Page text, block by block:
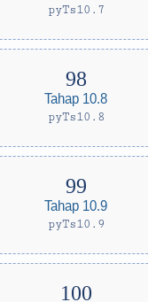
pyTs10.7
Tahap 10.8
pyTs10.8
Tahap 10.9
pyTs10.9